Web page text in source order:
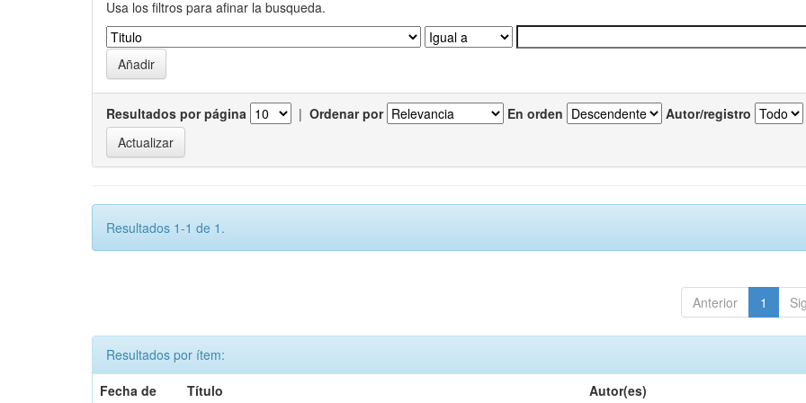
Usa los filtros para afinar la busqueda.
Resultados por página | Ordenar por En orden Autor/registro
Resultados 1-1 de 1.
Anterior 1
Resultados por ítem:
Fecha de
Título Autor(es)